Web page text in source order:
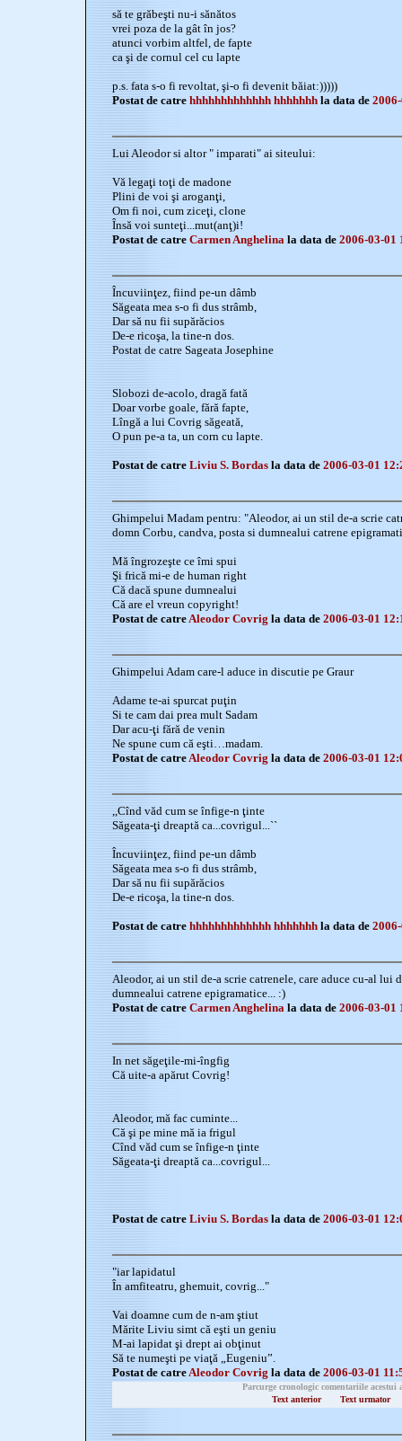
să te grăbeşti nu-i sănătos
vrei poza de la gât în jos?
atunci vorbim altfel, de fapte
ca şi de cornul cel cu lapte
p.s. fata s-o fi revoltat, şi-o fi devenit băiat:)))))
Postat de catre hhhhhhhhhhhhh hhhhhhh la data de
Lui Aleodor si altor " imparati" ai siteului:
Vă legaţi toţi de madone
Plini de voi şi aroganţi,
Om fi noi, cum ziceţi, clone
Însă voi sunteţi...mut(anţ)i!
Postat de catre Carmen Anghelina la data de 2006-03-01
Încuviinţez, fiind pe-un dâmb
Săgeata mea s-o fi dus strâmb,
Dar să nu fii supărăcios
De-e ricoşa, la tine-n dos.
Postat de catre Sageata Josephine
Slobozi de-acolo, dragă fată
Doar vorbe goale, fără fapte,
Lîngă a lui Covrig săgeată,
O pun pe-a ta, un corn cu lapte.
Postat de catre Liviu S. Bordas la data de 2006-03-01
Ghimpelui Madam pentru: "Aleodor, ai un stil de-a scrie
domn Corbu, candva, posta si dumnealui catrene
Mă îngrozeşte ce îmi spui
Şi frică mi-e de human right
Că dacă spune dumnealui
Că are el vreun copyright!
Postat de catreAleodor Covrig la data de 2006-03-01
Ghimpelui Adam care-l aduce in discutie pe Graur
Adame te-ai spurcat puţin
Si te cam dai prea mult Sadam
Dar acu-ţi fără de venin
Ne spune cum că eşti…madam.
Postat de catreAleodor Covrig la data de 2006-03-01
,,Cînd văd cum se înfige-n ţinte
Săgeata-ţi dreaptă ca...covrigul...``
Încuviinţez, fiind pe-un dâmb
Săgeata mea s-o fi dus strâmb,
Dar să nu fii supărăcios
De-e ricoşa, la tine-n dos.
Postat de catre hhhhhhhhhhhhh hhhhhhh la data de
Aleodor, ai un stil de-a scrie catrenele, care aduce cu-al lui
dumnealui catrene epigramatice... :)
Postat de catre Carmen Anghelina la data de 2006-03-01
In net săgeţile-mi-îngfig
Că uite-a apărut Covrig!
Aleodor, mă fac cuminte...
Că şi pe mine mă ia frigul
Cînd văd cum se înfige-n ţinte
Săgeata-ţi dreaptă ca...covrigul...
Postat de catre Liviu S. Bordas la data de 2006-03-01
"iar lapidatul
În amfiteatru, ghemuit, covrig..."
Vai doamne cum de n-am ştiut
Mărite Liviu simt că eşti un geniu
M-ai lapidat şi drept ai obţinut
Să te numeşti pe viaţă „Eugeniu”.
Postat de catreAleodor Covrig la data de 2006-03-01
Parcurge cronologic comentariile acestui
Text anterior
Text urmator